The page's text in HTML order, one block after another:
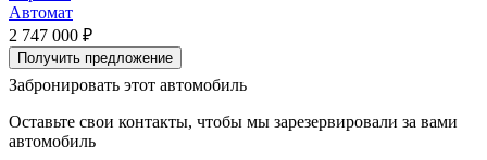
Автомат
2 747 000 ₽
Получить предложение
Забронировать этот автомобиль
Оставьте свои контакты, чтобы мы зарезервировали за вами
автомобиль